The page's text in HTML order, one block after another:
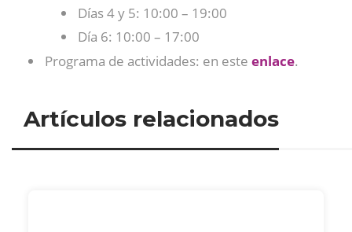
Días 4 y 5: 10:00 – 19:00
Día 6: 10:00 – 17:00
Programa de actividades: en este enlace.
Artículos relacionados